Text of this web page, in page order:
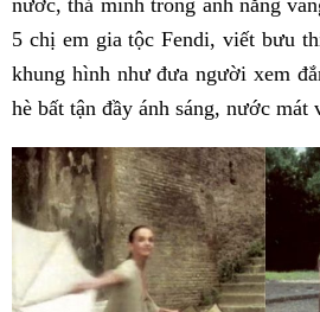
nước, thả mình trong ánh nắng
5 chị em gia tộc Fendi, viết bưu
khung hình như đưa người xem
hè bất tận đầy ánh sáng, nước mát